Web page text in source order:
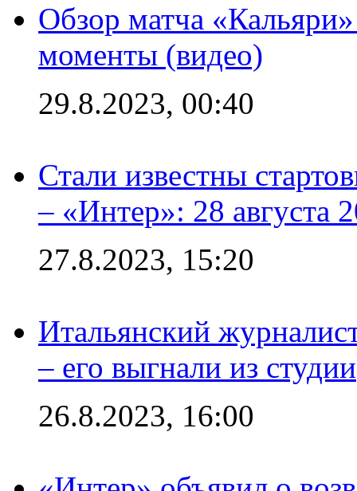
Обзор матча
моменты (видео)
29.8.2023, 00:40
Стали известны
– «Интер»: 28 августа
27.8.2023, 15:20
Итальянский
– его выгнали из студии
26.8.2023, 16:00